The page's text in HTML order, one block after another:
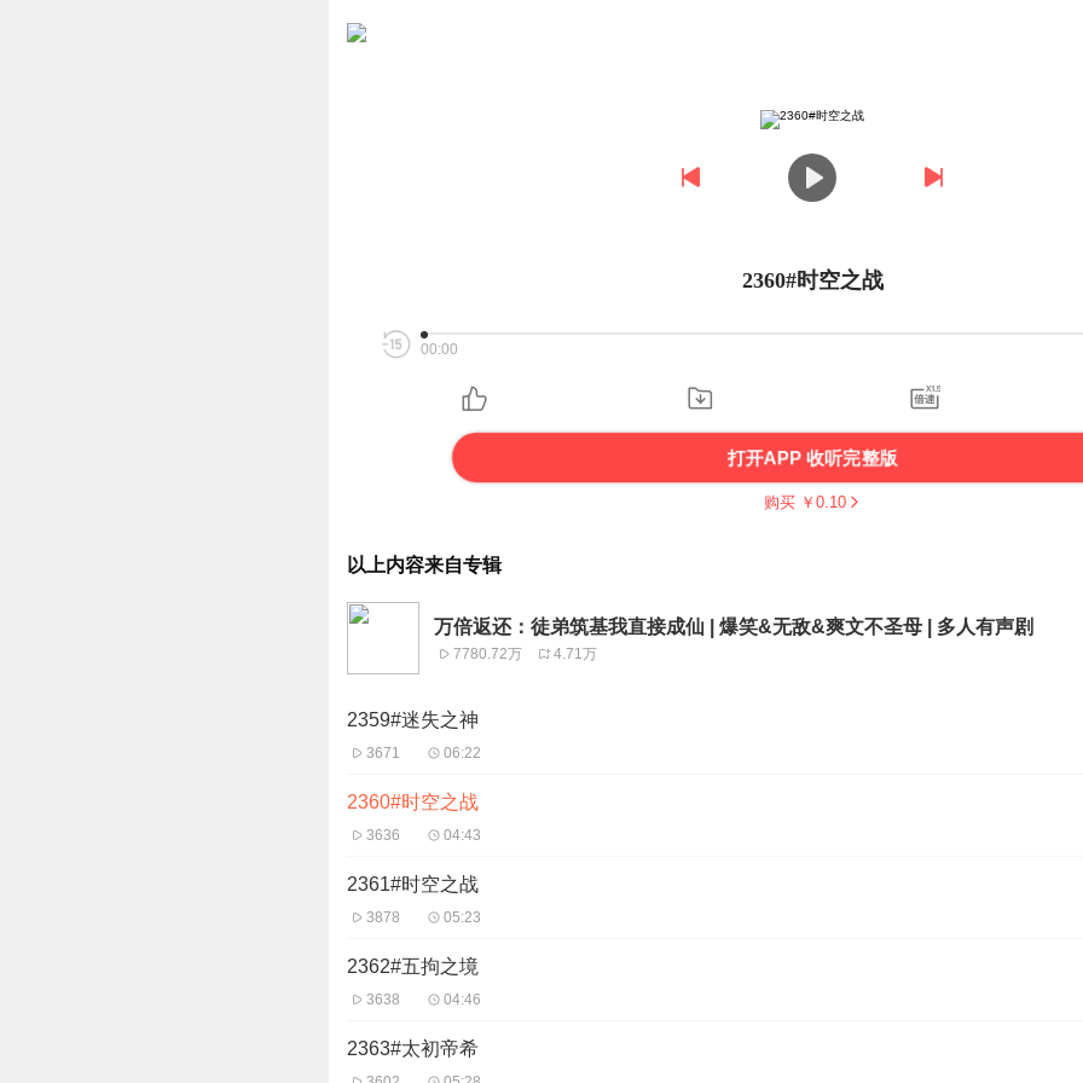
2360#时空之战
00:00
打开APP 收听完整版
购买 ￥ 0.10
以上内容来自专辑
万倍返还：徒弟筑基我直接成仙 | 爆笑&无敌&爽文不圣母 | 多人有声剧
7780.72万 4.71万
2359#迷失之神
3671 06:22
2360#时空之战
3636 04:43
2361#时空之战
3878 05:23
2362#五拘之境
3638 04:46
2363#太初帝希